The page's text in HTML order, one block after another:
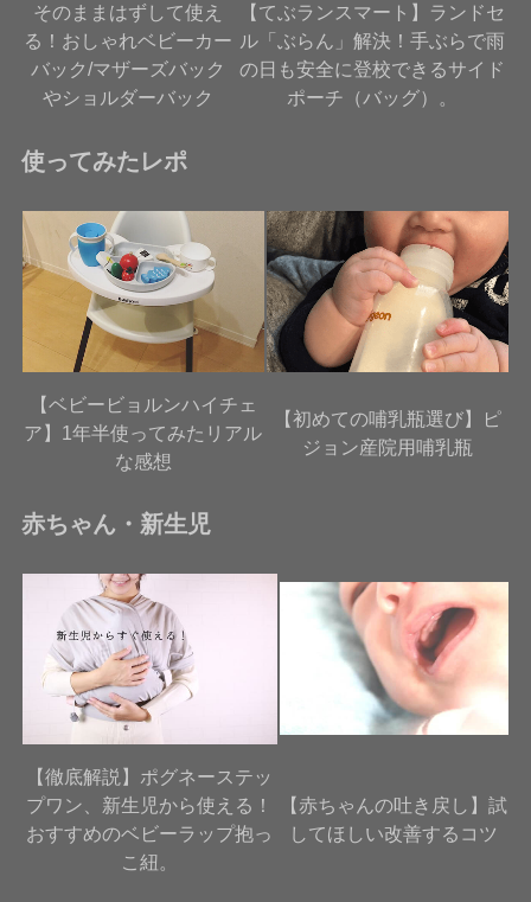
そのままはずして使え
る！おしゃれベビーカー
バック/マザーズバック
やショルダーバック
【てぶランスマート】ランドセ
ル「ぶらん」解決！手ぶらで雨
の日も安全に登校できるサイド
ポーチ（バッグ）。
使ってみたレポ
【ベビービョルンハイチェ
ア】1年半使ってみたリアル
な感想
【初めての哺乳瓶選び】ピ
ジョン産院用哺乳瓶
赤ちゃん・新生児
【徹底解説】ポグネーステッ
プワン、新生児から使える！
おすすめのベビーラップ抱っ
こ紐。
【赤ちゃんの吐き戻し】試
してほしい改善するコツ